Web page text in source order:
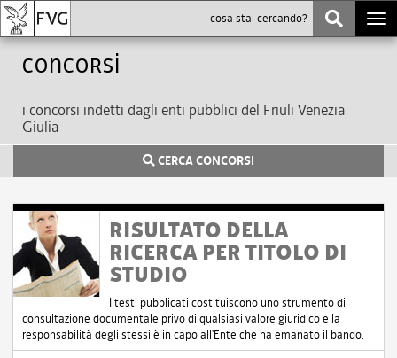
Concorsi
i concorsi indetti dagli enti pubblici del Friuli Venezia
Giulia
CERCA CONCORSI
RISULTATO DELLA
RICERCA PER TITOLO DI
STUDIO
I testi pubblicati costituiscono uno strumento di
consultazione documentale privo di qualsiasi valore giuridico e la
responsabilità degli stessi è in capo all'Ente che ha emanato il bando.